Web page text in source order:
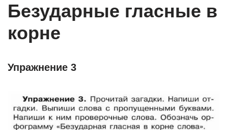
Безударные гласные в
корне
Упражнение 3